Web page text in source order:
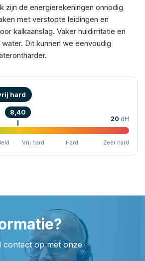
zijn de energierekeningen onnodig
met verstopte leidingen en
kalkaanslag. Vaker huidirritatie en
Dit kunnen we eenvoudig
hard
20 dH
8,40
Vrij hard Hard Zeer hard
contact op met onze